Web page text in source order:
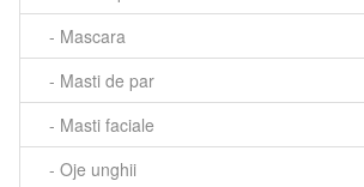
- Mascara
- Masti de par
- Masti faciale
- Oje unghii